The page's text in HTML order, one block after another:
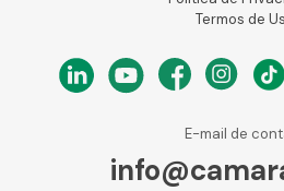
Termos de
E-mail de